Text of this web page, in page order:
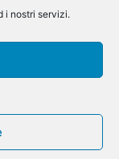
i nostri servizi.
mercati e